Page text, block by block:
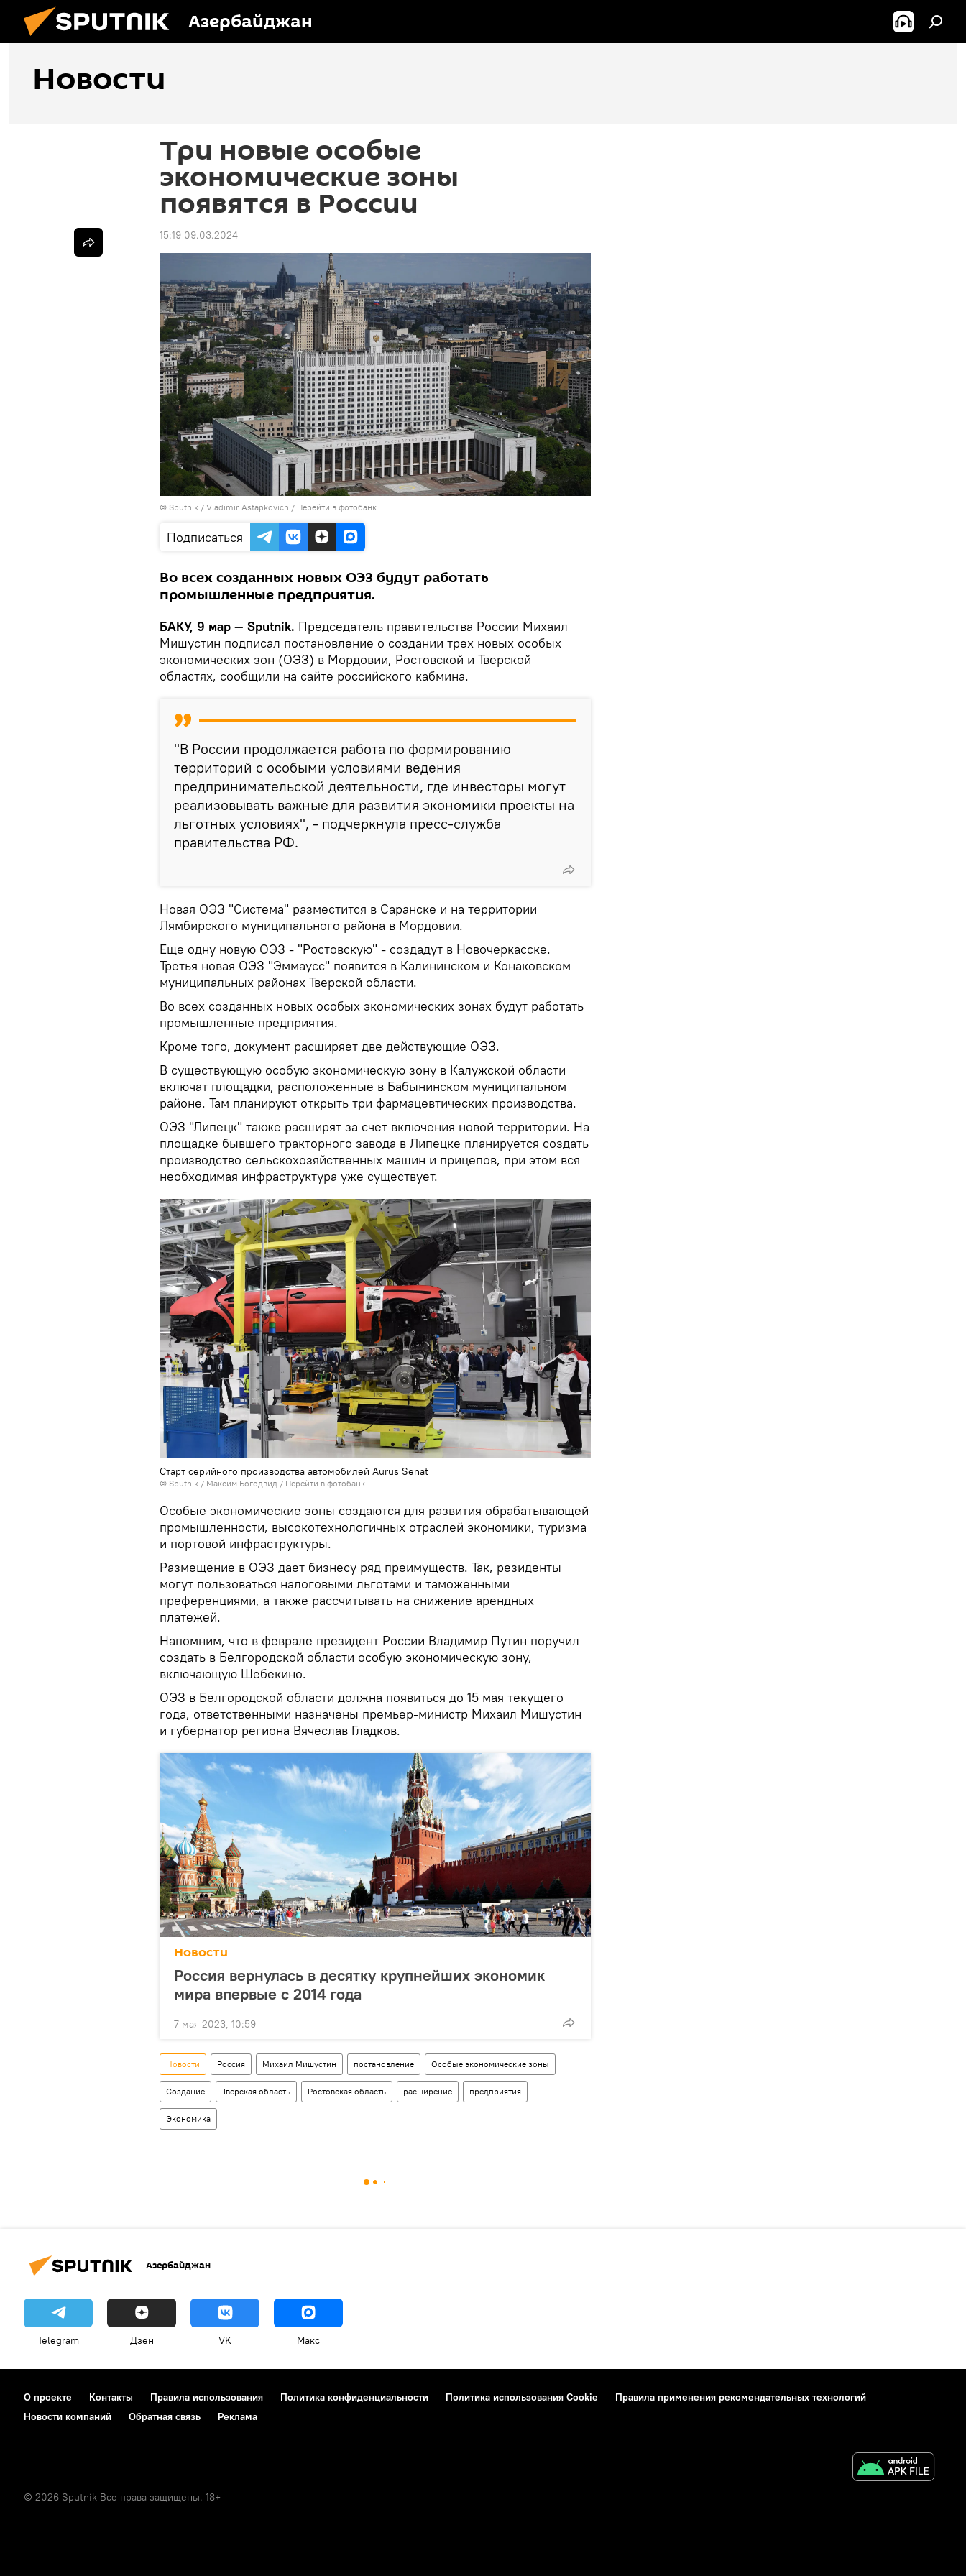
Азербайджан
Новости
Три новые особые
экономические зоны
появятся в России
15:19 09.03.2024
© Sputnik / Vladimir Astapkovich / Перейти в фотобанк
Подписаться
Во всех созданных новых ОЭЗ будут работать
промышленные предприятия.
БАКУ, 9 мар — Sputnik. Председатель правительства России Михаил
Мишустин подписал постановление о создании трех новых особых
экономических зон (ОЭЗ) в Мордовии, Ростовской и Тверской
областях, сообщили на сайте российского кабмина.
"В России продолжается работа по формированию
территорий с особыми условиями ведения
предпринимательской деятельности, где инвесторы могут
реализовывать важные для развития экономики проекты на
льготных условиях", - подчеркнула пресс-служба
правительства РФ.
Новая ОЭЗ "Система" разместится в Саранске и на территории
Лямбирского муниципального района в Мордовии.
Еще одну новую ОЭЗ - "Ростовскую" - создадут в Новочеркасске.
Третья новая ОЭЗ "Эммаусс" появится в Калининском и Конаковском
муниципальных районах Тверской области.
Во всех созданных новых особых экономических зонах будут работать
промышленные предприятия.
Кроме того, документ расширяет две действующие ОЭЗ.
В существующую особую экономическую зону в Калужской области
включат площадки, расположенные в Бабынинском муниципальном
районе. Там планируют открыть три фармацевтических производства.
ОЭЗ "Липецк" также расширят за счет включения новой территории. На
площадке бывшего тракторного завода в Липецке планируется создать
производство сельскохозяйственных машин и прицепов, при этом вся
необходимая инфраструктура уже существует.
Старт серийного производства автомобилей Aurus Senat
© Sputnik / Максим Богодвид / Перейти в фотобанк
Особые экономические зоны создаются для развития обрабатывающей
промышленности, высокотехнологичных отраслей экономики, туризма
и портовой инфраструктуры.
Размещение в ОЭЗ дает бизнесу ряд преимуществ. Так, резиденты
могут пользоваться налоговыми льготами и таможенными
преференциями, а также рассчитывать на снижение арендных
платежей.
Напомним, что в феврале президент России Владимир Путин поручил
создать в Белгородской области особую экономическую зону,
включающую Шебекино.
ОЭЗ в Белгородской области должна появиться до 15 мая текущего
года, ответственными назначены премьер-министр Михаил Мишустин
и губернатор региона Вячеслав Гладков.
Новости
Россия вернулась в десятку крупнейших экономик
мира впервые с 2014 года
7 мая 2023, 10:59
Новости Россия Михаил Мишустин постановление Особые экономические зоны
Создание Тверская область Ростовская область расширение предприятия
Экономика
Азербайджан
Telegram Дзен VK Макс
О проекте Контакты Правила использования Политика конфиденциальности Политика использования Cookie
Правила применения рекомендательных технологий
Новости компаний
Обратная связь Реклама
© 2026 Sputnik Все права защищены. 18+